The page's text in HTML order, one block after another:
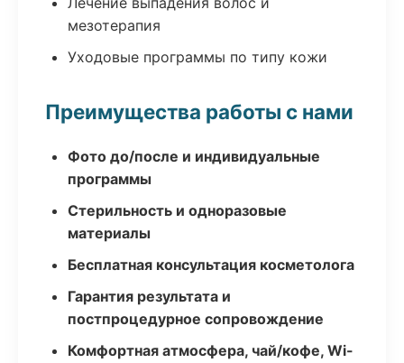
мезотерапия
Уходовые программы по типу кожи
Преимущества работы с нами
Фото до/после и индивидуальные
программы
Стерильность и одноразовые
материалы
Бесплатная консультация косметолога
Гарантия результата и
постпроцедурное сопровождение
Комфортная атмосфера, чай/кофе, Wi-